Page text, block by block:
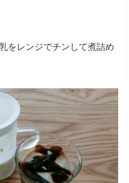
をレンジでチンして煮詰め